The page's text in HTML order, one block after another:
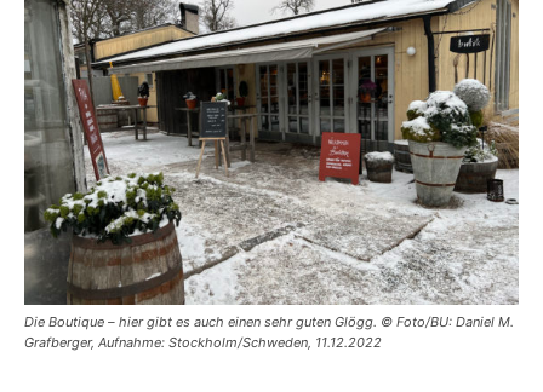
Die Boutique – hier gibt es auch einen sehr guten Glögg. © Foto/BU: Daniel M.
Grafberger, Aufnahme: Stockholm/Schweden, 11.12.2022